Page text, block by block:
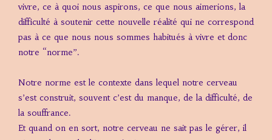
vivre, ce à quoi nous aspirons, ce que nous aimerions, la
difficulté à soutenir cette nouvelle réalité qui ne correspond
pas à ce que nous nous sommes habitués à vivre et donc
notre “norme”.
Notre norme est le contexte dans lequel notre cerveau
s’est construit, souvent c’est du manque, de la difficulté, de
la souffrance.
Et quand on en sort, notre cerveau ne sait pas le gérer, il